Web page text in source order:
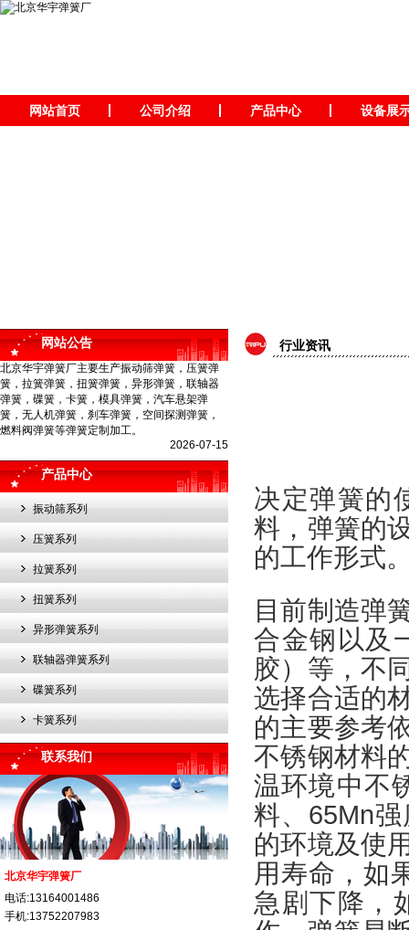
网站首页 公司介绍 产品中心 设备展
网站公告
北京华宇弹簧厂主要生产振动筛弹簧，压簧弹
簧，拉簧弹簧，扭簧弹簧，异形弹簧，联轴器
弹簧，碟簧，卡簧，模具弹簧，汽车悬架弹
簧，无人机弹簧，刹车弹簧，空间探测弹簧，
燃料阀弹簧等弹簧定制加工。
2026-07-15
产品中心
振动筛系列
压簧系列
拉簧系列
扭簧系列
异形弹簧系列
联轴器弹簧系列
碟簧系列
卡簧系列
联系我们
北京华宇弹簧厂
电话:13164001486
手机:13752207983
行业资讯
决定弹簧的
料，弹簧的
的工作形式
目前制造弹
合金钢以及
胶）等，不
选择合适的
的主要参考
不锈钢材料
温环境中不
料、65Mn
的环境及使
用寿命，如
急剧下降，